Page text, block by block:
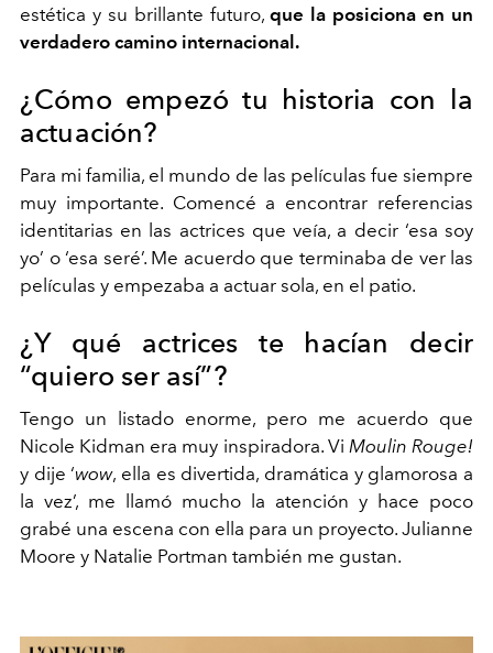
estética y su brillante futuro,que la posiciona en un
verdadero camino internacional.
¿Cómo empezó tu historia con la
actuación?
Para mi familia, el mundo de las películas fue siempre
muy importante. Comencé a encontrar referencias
identitarias en las actrices que veía, a decir ‘esa soy
yo’ o ‘esa seré’. Me acuerdo que terminaba de ver las
películas y empezaba a actuar sola, en el patio.
¿Y qué actrices te hacían decir
“quiero ser así”?
Tengo un listado enorme, pero me acuerdo que
Nicole Kidman era muy inspiradora. Vi Moulin Rouge!
y dije ‘wow, ella es divertida, dramática y glamorosa a
la vez’, me llamó mucho la atención y hace poco
grabé una escena con ella para un proyecto. Julianne
Moore y Natalie Portman también me gustan.